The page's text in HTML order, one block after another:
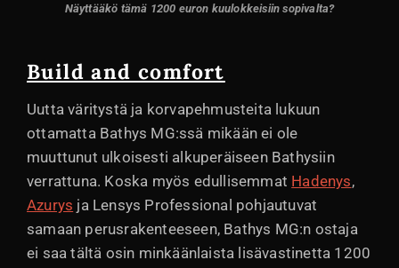
Näyttääkö tämä 1200 euron kuulokkeisiin sopivalta?
Build and comfort
Uutta väritystä ja korvapehmusteita lukuun
ottamatta Bathys MG:ssä mikään ei ole
muuttunut ulkoisesti alkuperäiseen Bathysiin
verrattuna. Koska myös edullisemmat Hadenys,
Azurys ja Lensys Professional pohjautuvat
samaan perusrakenteeseen, Bathys MG:n ostaja
ei saa tältä osin minkäänlaista lisävastinetta 1200